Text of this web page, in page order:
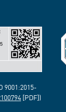
9001:2015-
[PDF])